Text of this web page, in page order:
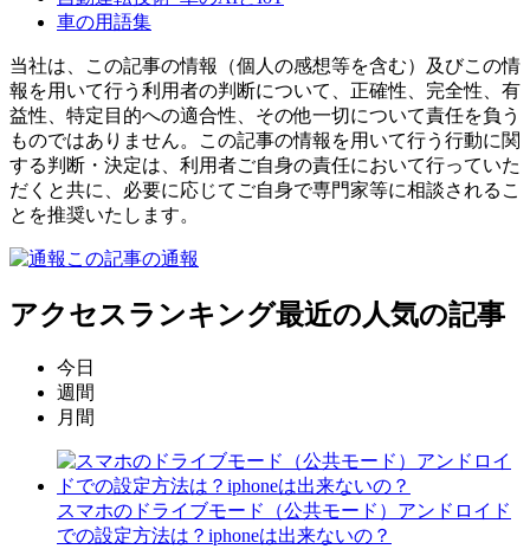
車の用語集
当社は、この記事の情報（個人の感想等を含む）及びこの情
報を用いて行う利用者の判断について、正確性、完全性、有
益性、特定目的への適合性、その他一切について責任を負う
ものではありません。この記事の情報を用いて行う行動に関
する判断・決定は、利用者ご自身の責任において行っていた
だくと共に、必要に応じてご自身で専門家等に相談されるこ
とを推奨いたします。
この記事の通報
アクセスランキング最近の人気の記事
今日
週間
月間
スマホのドライブモード（公共モード）アンドロイド
での設定方法は？iphoneは出来ないの？